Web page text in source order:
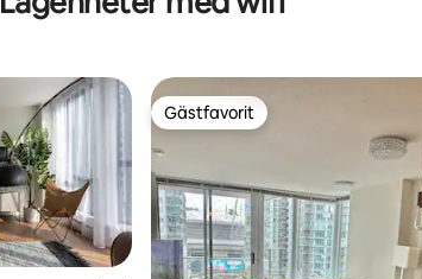
Gästfavorit
Gästfavorit